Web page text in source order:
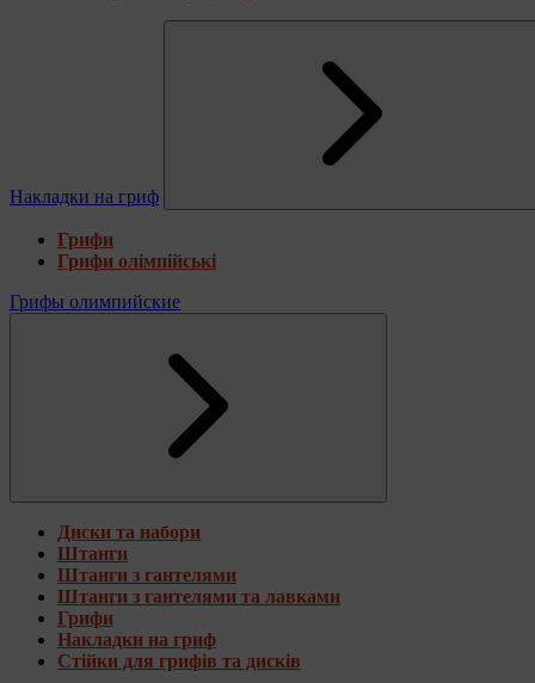
Накладки на гриф
Грифи
Грифи олімпійські
Грифы олимпийские
Диски та набори
Штанги
Штанги з гантелями
Штанги з гантелями та лавками
Грифи
Накладки на гриф
Стійки для грифів та дисків